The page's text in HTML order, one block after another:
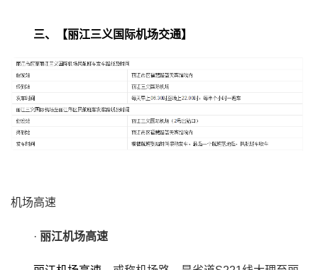
三、【丽江三义国际机场交通】
机场高速
· 丽江机场高速